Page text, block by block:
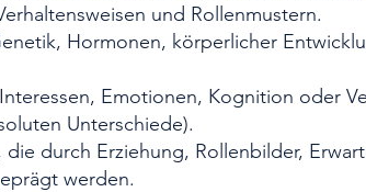
und Rollenmustern.
Hormonen, körperlicher
Emotionen, Kognition oder
Unterschiede).
durch Erziehung, Rollenbilder,
werden.